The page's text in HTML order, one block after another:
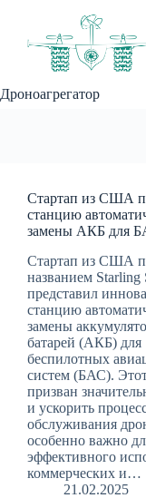
Дроноагрегатор
Стартап из США
станцию
замены АКБ для
Стартап из США
названием Starling
представил
станцию
замены
батарей (АКБ) для
беспилотных
систем (БАС).
призван
и ускорить
обслуживания
особенно важно
эффективного
коммерческих и…
21.02.2025